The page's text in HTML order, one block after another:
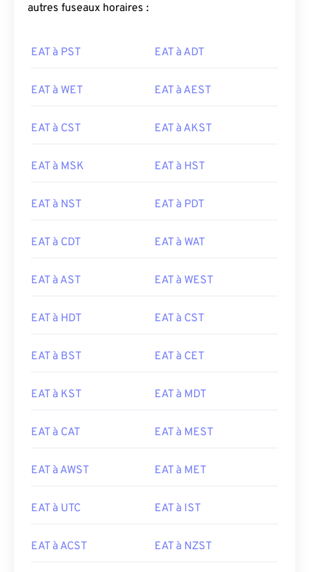
autres fuseaux horaires :
EAT à PST EAT à ADT
EAT à WET EAT à AEST
EAT à CST EAT à AKST
EAT à MSK EAT à HST
EAT à NST EAT à PDT
EAT à CDT EAT à WAT
EAT à AST EAT à WEST
EAT à HDT EAT à CST
EAT à BST EAT à CET
EAT à KST EAT à MDT
EAT à CAT EAT à MEST
EAT à AWST EAT à MET
EAT à UTC EAT à IST
EAT à ACST EAT à NZST